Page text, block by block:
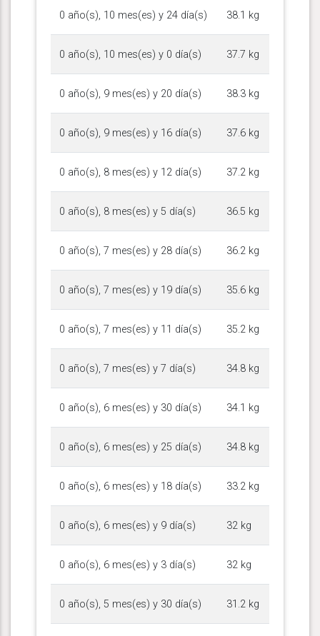
0 año(s), 10 mes(es) y 24 día(s) 38.1 kg
0 año(s), 10 mes(es) y 0 día(s) 37.7 kg
0 año(s), 9 mes(es) y 20 día(s) 38.3 kg
0 año(s), 9 mes(es) y 16 día(s) 37.6 kg
0 año(s), 8 mes(es) y 12 día(s) 37.2 kg
0 año(s), 8 mes(es) y 5 día(s) 36.5 kg
0 año(s), 7 mes(es) y 28 día(s) 36.2 kg
0 año(s), 7 mes(es) y 19 día(s) 35.6 kg
0 año(s), 7 mes(es) y 11 día(s) 35.2 kg
0 año(s), 7 mes(es) y 7 día(s) 34.8 kg
0 año(s), 6 mes(es) y 30 día(s) 34.1 kg
0 año(s), 6 mes(es) y 25 día(s) 34.8 kg
0 año(s), 6 mes(es) y 18 día(s) 33.2 kg
0 año(s), 6 mes(es) y 9 día(s) 32 kg
0 año(s), 6 mes(es) y 3 día(s) 32 kg
0 año(s), 5 mes(es) y 30 día(s) 31.2 kg